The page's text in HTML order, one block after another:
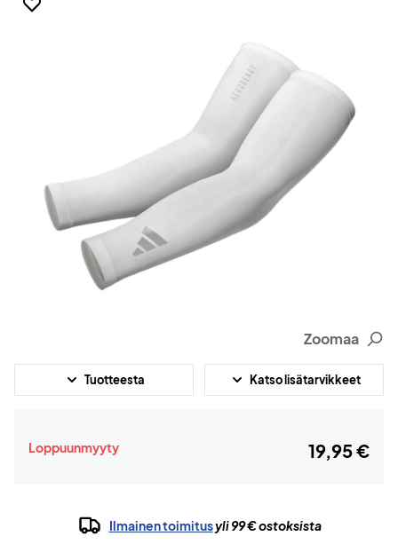
Zoomaa
Tuotteesta Katso lisätarvikkeet
Loppuunmyyty 19,95 €
Ilmainen toimitusyli 99 € ostoksista